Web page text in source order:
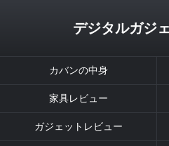
デジタルガジ
カバンの中身
家具レビュー
ガジェットレビュー